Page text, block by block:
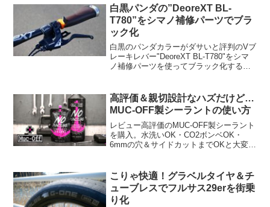
ピッチにそれぞれ違いが見られます。
白黒パンダの”DeoreXT BL-
T780”をシマノ補修パーツでブラ
ック化
白黒のパンダカラーがダサいと評判のVブ
レーキレバー"DeoreXT BL-T780"をシマ
ノ補修パーツを使ってブラック化する方
高評価＆親切設計なハズだけど…
MUC-OFF製シーラントの使い方
レビュー高評価のMUC-OFF製シーラント
を購入。水洗いOK・CO2ボンベOK・
6mmの穴＆サイドカットまでOKと大変オ
計な割に初見殺しな一面が多々ありまし
た。
こりゃ快適！グラベルタイヤ＆チ
ューブレスでフルサス29erを街乗
り化